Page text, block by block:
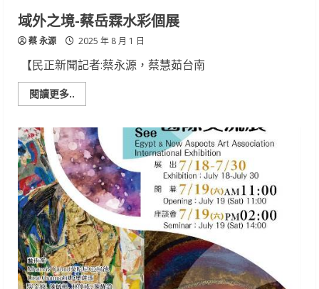
域外之境-蔡岳霖水彩個展
蔡 永源 2025 年 8 月 1 日
【民正新聞記者:蔡永源，蔡慧茹台南
閱讀更多..
more
外
之
境-
蔡
岳
霖
水
彩
個
展